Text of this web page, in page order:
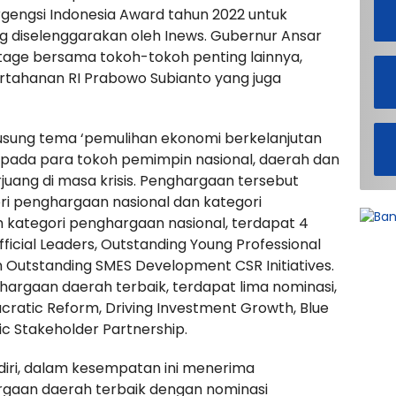
Indonesia Award tahun 2022 untuk
oleh Inews. Gubernur Ansar
bersama tokoh-tokoh penting lainnya,
RI Prabowo Subianto yang juga
tema ‘pemulihan ekonomi berkelanjutan
para tokoh pemimpin nasional, daerah dan
di masa krisis. Penghargaan tersebut
penghargaan nasional dan kategori
penghargaan nasional, terdapat 4
Leaders, Outstanding Young Professional
SMES Development CSR Initiatives.
daerah terbaik, terdapat lima nominasi,
Reform, Driving Investment Growth, Blue
Stakeholder Partnership.
dalam kesempatan ini menerima
daerah terbaik dengan nominasi